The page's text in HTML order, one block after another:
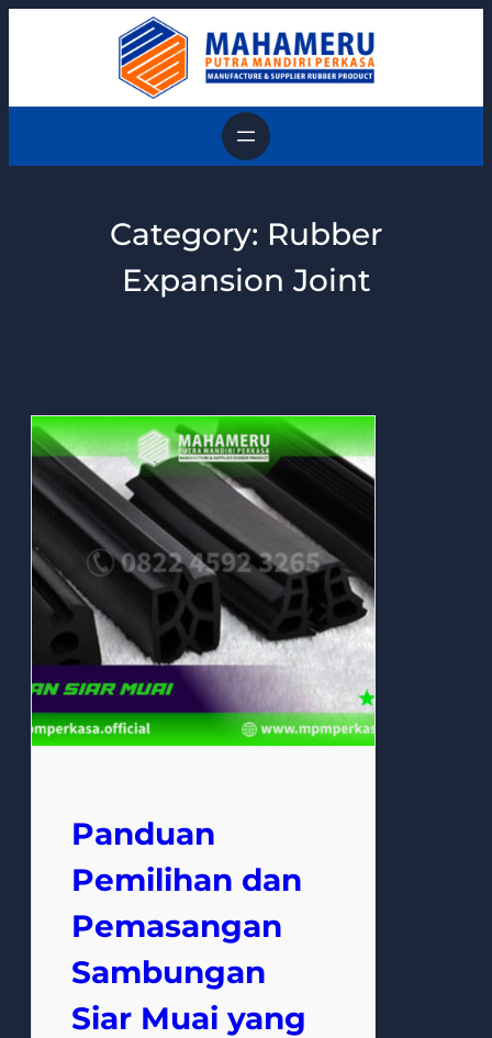
Category: Rubber
Expansion Joint
Panduan
Pemilihan dan
Pemasangan
Sambungan
Siar Muai yang